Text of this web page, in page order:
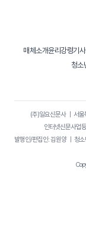
매체소개윤리강령기
청소
(주)일요신문사｜ 서울
인터넷신문사업
발행인/편집인: 김원양｜ 청